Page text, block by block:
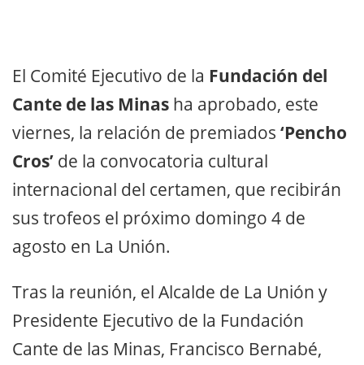
El Comité Ejecutivo de la Fundación del
Cante de las Minas ha aprobado, este
viernes, la relación de premiados ‘Pencho
Cros’ de la convocatoria cultural
internacional del certamen, que recibirán
sus trofeos el próximo domingo 4 de
agosto en La Unión.
Tras la reunión, el Alcalde de La Unión y
Presidente Ejecutivo de la Fundación
Cante de las Minas, Francisco Bernabé,